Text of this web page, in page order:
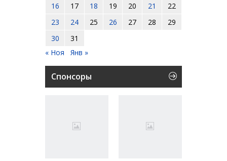
16
17 18 19 20 21
22
23
24 25 26 27 28
29
30
31
« Ноя
Янв »
Спонсоры